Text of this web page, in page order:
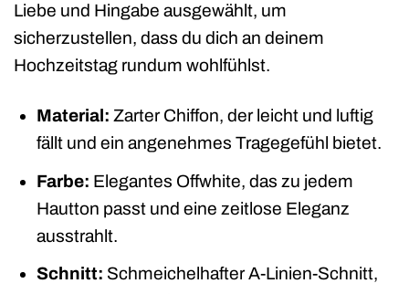
Liebe und Hingabe ausgewählt, um
sicherzustellen, dass du dich an deinem
Hochzeitstag rundum wohlfühlst.
Material: Zarter Chiffon, der leicht und luftig
fällt und ein angenehmes Tragegefühl bietet.
Farbe: Elegantes Offwhite, das zu jedem
Hautton passt und eine zeitlose Eleganz
ausstrahlt.
Schnitt: Schmeichelhafter A-Linien-Schnitt,